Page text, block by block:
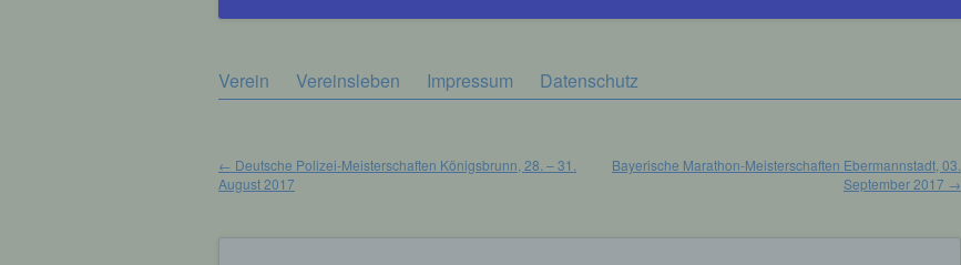
Zum
Verein Vereinsleben Impressum Datenschutz
← Deutsche Polizei-Meisterschaften Königsbrunn, 28. – 31.
August 2017
Bayerische Marathon-Meisterschaften Ebermannstadt, 03.
September 2017 →